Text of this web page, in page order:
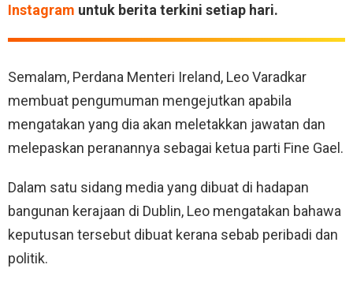
Instagram untuk berita terkini setiap hari.
Semalam, Perdana Menteri Ireland, Leo Varadkar
membuat pengumuman mengejutkan apabila
mengatakan yang dia akan meletakkan jawatan dan
melepaskan peranannya sebagai ketua parti Fine Gael.
Dalam satu sidang media yang dibuat di hadapan
bangunan kerajaan di Dublin, Leo mengatakan bahawa
keputusan tersebut dibuat kerana sebab peribadi dan
politik.